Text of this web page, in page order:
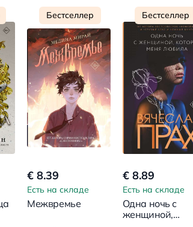
Бестселлер
€ 8.39
Есть на складе
Межвремье
Бестселлер
€ 8.89
Есть на складе
Одна ночь с
женщиной,